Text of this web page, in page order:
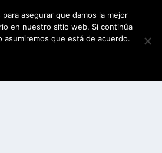
asegurar que damos la mejor
en nuestro sitio web. Si continúa
asumiremos que está de acuerdo.